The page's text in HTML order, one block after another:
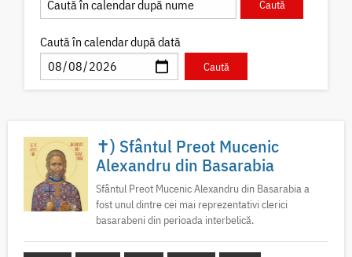
Caută în calendar după dată
✝) Sfântul Preot Mucenic
Alexandru din Basarabia
Sfântul Preot Mucenic Alexandru din Basarabia a
fost unul dintre cei mai reprezentativi clerici
basarabeni din perioada interbelică.